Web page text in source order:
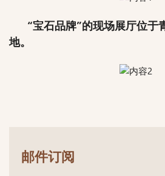
“宝石品牌”的现场展厅位于
地。
邮件订阅